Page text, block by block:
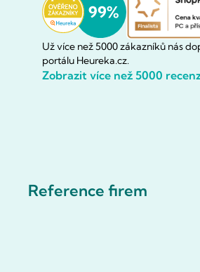
Už více než 5000 zákazníků nás
portálu Heureka.cz.
Zobrazit více než 5000
Reference firem